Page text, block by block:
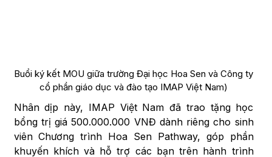
Buổi ký kết MOU giữa trường Đại học Hoa Sen và Công ty
cổ phần giáo dục và đào tạo IMAP Việt Nam)
Nhân dịp này, IMAP Việt Nam đã trao tặng học
bổng trị giá 500.000.000 VNĐ dành riêng cho sinh
viên Chương trình Hoa Sen Pathway, góp phần
khuyến khích và hỗ trợ các bạn trên hành trình